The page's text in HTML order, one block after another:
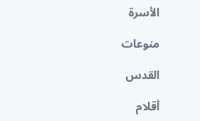
الأسرة
منوعات
القدس
أقلام